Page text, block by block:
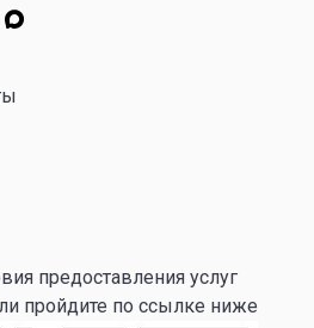
предоставления услуг
пройдите по ссылке ниже